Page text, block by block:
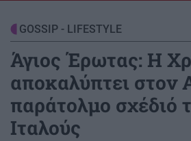
GOSSIP - LIFESTYLE
Άγιος Έρωτας: Η
αποκαλύπτει στον
παράτολμο σχέδιό
Ιταλούς